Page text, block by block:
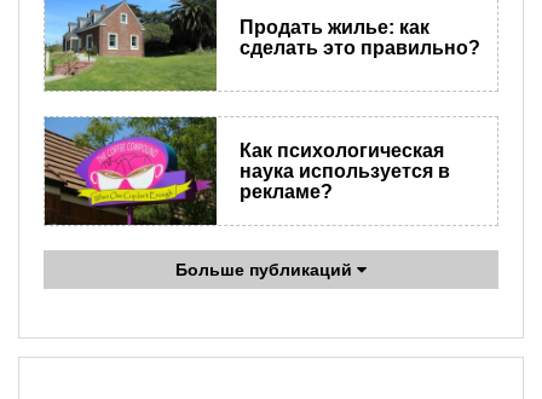
Продать жилье: как
сделать это правильно?
Как психологическая
наука используется в
рекламе?
Больше публикаций